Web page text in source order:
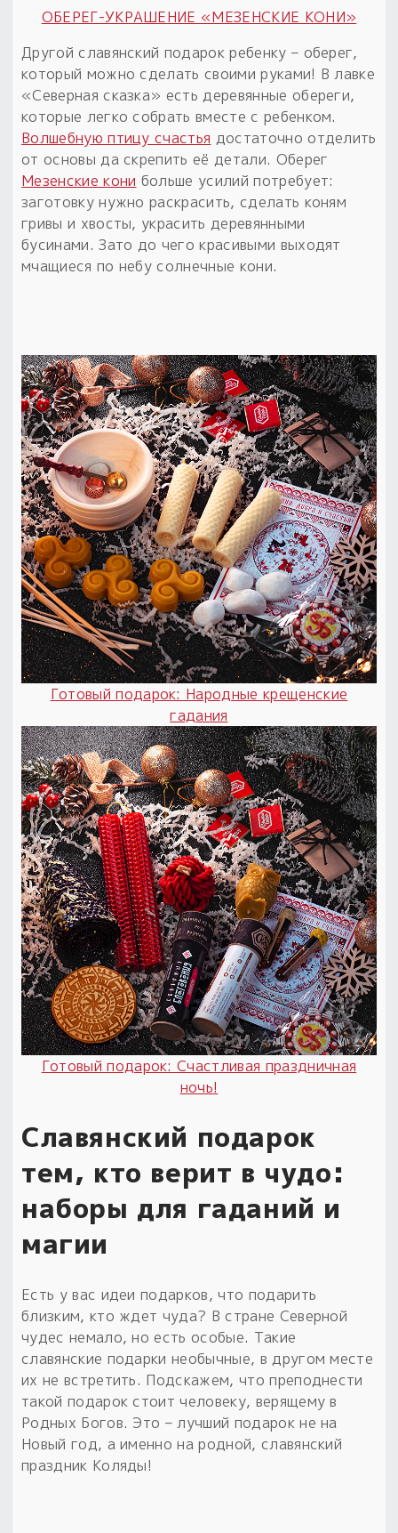
ОБЕРЕГ-УКРАШЕНИЕ «МЕЗЕНСКИЕ КОНИ»
Другой славянский подарок ребенку – оберег,
который можно сделать своими руками! В лавке
«Северная сказка» есть деревянные обереги,
которые легко собрать вместе с ребенком.
Волшебную птицу счастья достаточно отделить
от основы да скрепить её детали. Оберег
Мезенские кони больше усилий потребует:
заготовку нужно раскрасить, сделать коням
гривы и хвосты, украсить деревянными
бусинами. Зато до чего красивыми выходят
мчащиеся по небу солнечные кони.
Готовый подарок: Народные крещенские
гадания
Готовый подарок: Счастливая праздничная
ночь!
Славянский подарок
тем, кто верит в чудо:
наборы для гаданий и
магии
Есть у вас идеи подарков, что подарить
близким, кто ждет чуда? В стране Северной
чудес немало, но есть особые. Такие
славянские подарки необычные, в другом месте
их не встретить. Подскажем, что преподнести
такой подарок стоит человеку, верящему в
Родных Богов. Это – лучший подарок не на
Новый год, а именно на родной, славянский
праздник Коляды!